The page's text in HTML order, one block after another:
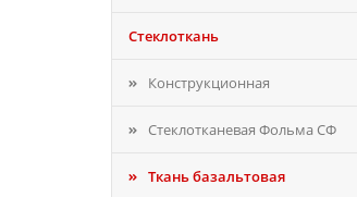
Стеклоткань
Конструкционная
Стеклотканевая Фольма СФ
Ткань базальтовая